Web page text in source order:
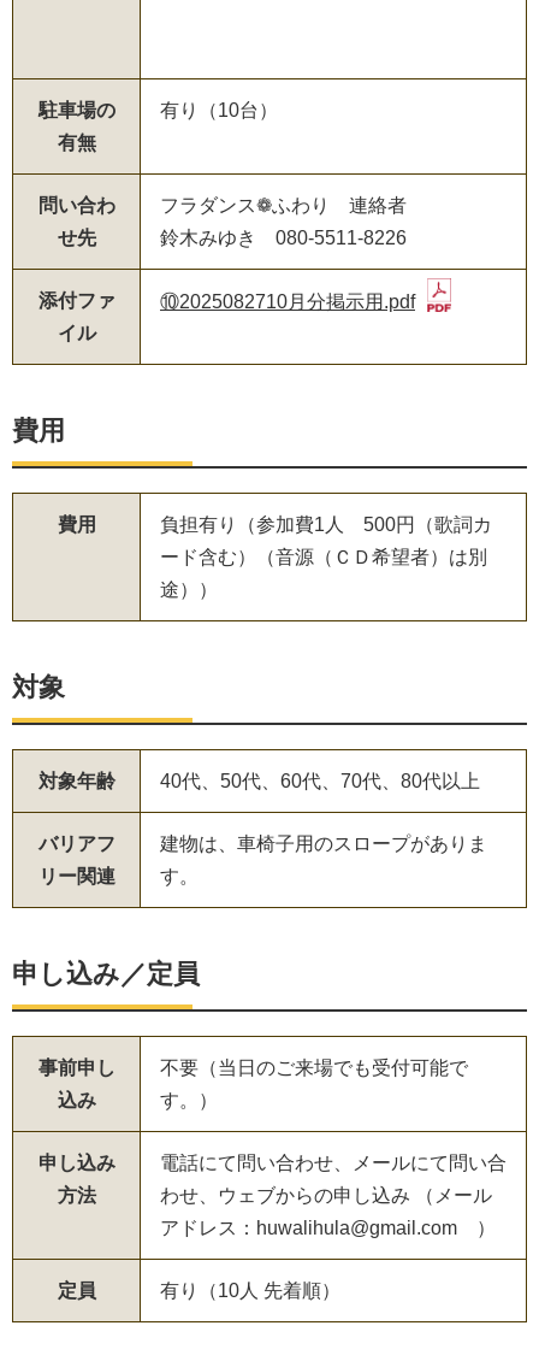
駐車場の
有無
有り（10台）
問い合わ
せ先
フラダンス❁ふわり 連絡者
鈴木みゆき 080-5511-8226
添付ファ
イル
⑩2025082710月分掲示用.pdf
費用
費用
負担有り（参加費1人 500円（歌詞カ
ード含む）（音源（ＣＤ希望者）は別
途））
対象
対象年齢 40代、50代、60代、70代、80代以上
バリアフ
リー関連
建物は、車椅子用のスロープがありま
す。
申し込み／定員
事前申し
込み
不要（当日のご来場でも受付可能で
す。）
申し込み
方法
電話にて問い合わせ、メールにて問い合
わせ、ウェブからの申し込み （メール
アドレス：huwalihula@gmail.com ）
定員 有り（10人 先着順）